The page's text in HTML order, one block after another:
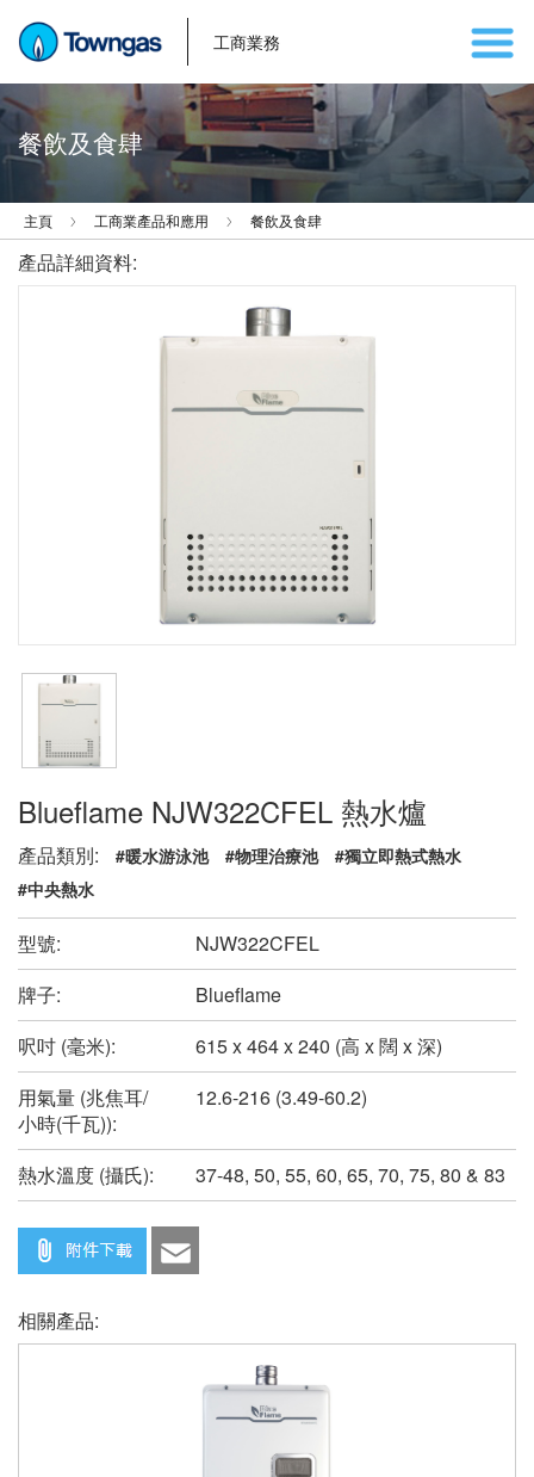
工商業務
餐飲及食肆
主頁 工商業產品和應用 餐飲及食肆
產品詳細資料:
Blueflame NJW322CFEL 熱水爐
產品類別: #暖水游泳池 #物理治療池
#獨立即熱式熱水
#中央熱水
型號:
NJW322CFEL
牌子:
Blueflame
呎吋 (毫米):
615 x 464 x 240 (高 x 闊 x 深)
用氣量 (兆焦耳/
小時(千瓦)):
12.6-216 (3.49-60.2)
熱水溫度 (攝氏): 37-48, 50, 55, 60, 65, 70, 75, 80 & 83
相關產品: